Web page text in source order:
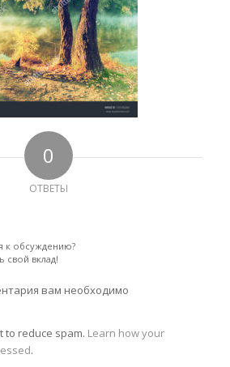
0
ОТВЕТЫ
к обсуждению?
свой вклад!
вам необходимо
to reduce spam. Learn how your
.